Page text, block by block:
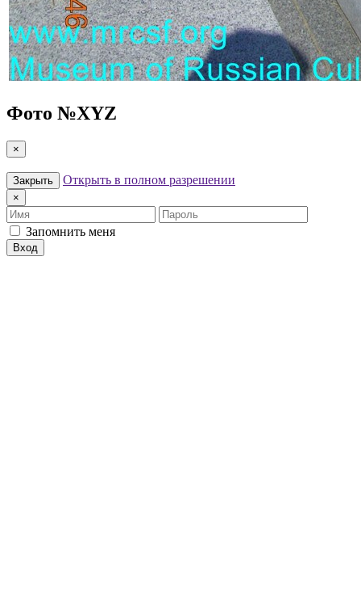
Фото №XYZ
×
Закрыть Открыть в полном разрешении
×
Имя
Пароль
Запомнить меня
Вход